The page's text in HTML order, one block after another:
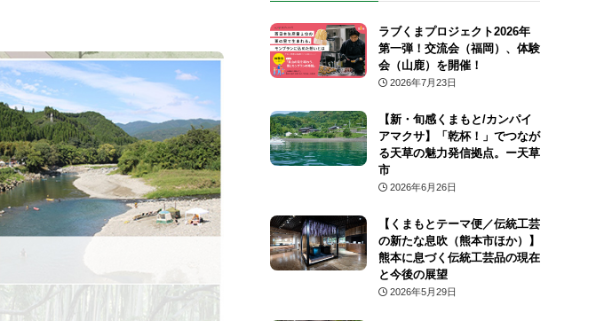
ラブくまプロジェクト2026年
第一弾！交流会（福岡）、体験
会（山鹿）を開催！
2026年7月23日
【新・旬感くまもと/カンパイ
アマクサ】「乾杯！」でつなが
る天草の魅力発信拠点。ー天草
市
2026年6月26日
【くまもとテーマ便／伝統工芸
の新たな息吹（熊本市ほか）】
熊本に息づく伝統工芸品の現在
と今後の展望
2026年5月29日